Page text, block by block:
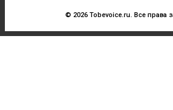
© 2026 Tobevoice.ru. Все права